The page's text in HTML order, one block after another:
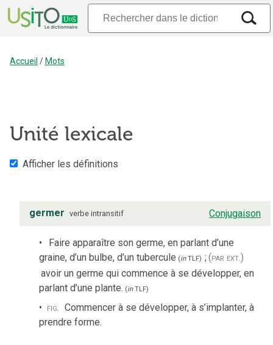
Accueil / Mots
Unité lexicale
Afficher les définitions
germer verbe intransitif Conjugaison
Faire apparaître son germe, en parlant d’une
graine, d’un bulbe, d’un tubercule (inTLF) ;(par ext.)
avoir un germe qui commence à se développer, en
parlant d’une plante. (inTLF)
fig. Commencer à se développer, à s’implanter, à
prendre forme.